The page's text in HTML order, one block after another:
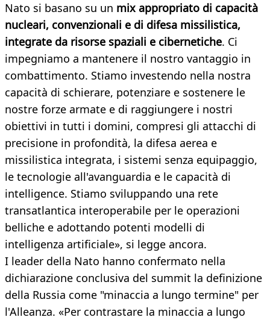
Nato si basano su un mix appropriato di capacità
nucleari, convenzionali e di difesa missilistica,
integrate da risorse spaziali e cibernetiche. Ci
impegniamo a mantenere il nostro vantaggio in
combattimento. Stiamo investendo nella nostra
capacità di schierare, potenziare e sostenere le
nostre forze armate e di raggiungere i nostri
obiettivi in tutti i domini, compresi gli attacchi di
precisione in profondità, la difesa aerea e
missilistica integrata, i sistemi senza equipaggio,
le tecnologie all'avanguardia e le capacità di
intelligence. Stiamo sviluppando una rete
transatlantica interoperabile per le operazioni
belliche e adottando potenti modelli di
intelligenza artificiale», si legge ancora.
I leader della Nato hanno confermato nella
dichiarazione conclusiva del summit la definizione
della Russia come "minaccia a lungo termine" per
l'Alleanza. «Per contrastare la minaccia a lungo